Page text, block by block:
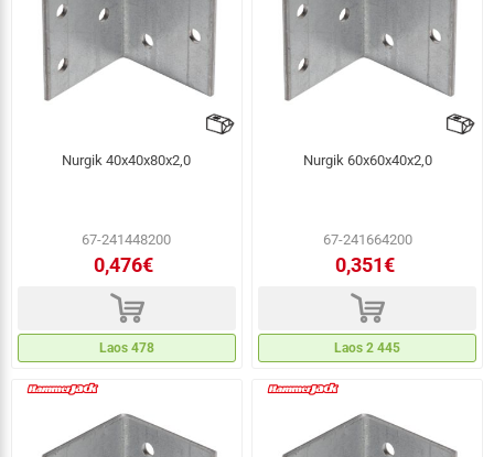
Nurgik 40x40x80x2,0
67-241448200
0,476€
d
Laos 478
Nurgik 60x60x40x2,0
67-241664200
0,351€
d
Laos 2 445